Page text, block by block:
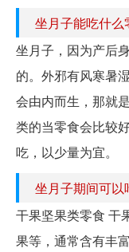
坐月子能吃什么
坐月子，因为产后
的。外邪有风寒暑
会由内而生，那就
类的当零食会比较
吃，以少量为宜。
坐月子期间可以
干果坚果类零食 干
果等，通常含有丰